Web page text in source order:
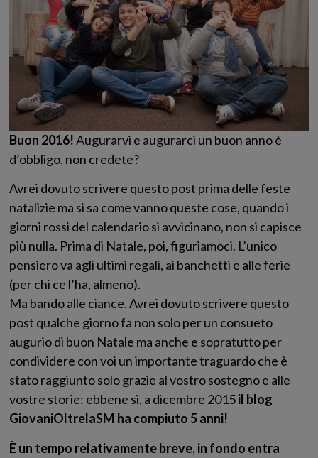
Buon 2016!Augurarvi e augurarci un buon anno è
d’obbligo, non credete?
Avrei dovuto scrivere questo post prima delle feste
natalizie ma si sa come vanno queste cose, quando i
giorni rossi del calendario si avvicinano, non si capisce
più nulla. Prima di Natale, poi, figuriamoci. L’unico
pensiero va agli ultimi regali, ai banchetti e alle ferie
(per chi ce l’ha, almeno).
Ma bando alle ciance. Avrei dovuto scrivere questo
post qualche giorno fa non solo per un consueto
augurio di buon Natale ma anche e sopratutto per
condividere con voi un importante traguardo che è
stato raggiunto solo grazie al vostro sostegno e alle
vostre storie: ebbene sì, a dicembre 2015il blog
GiovaniOltrelaSM ha compiuto 5 anni!
È un tempo relativamente breve, in fondo entra